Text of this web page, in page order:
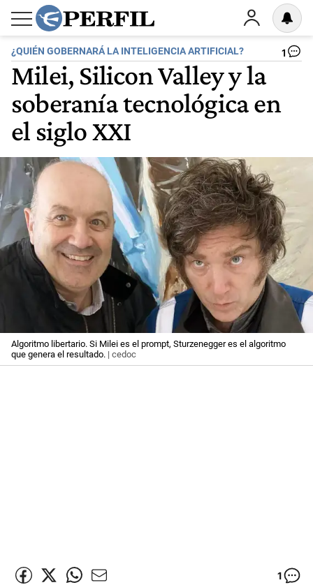
¿QUIÉN GOBERNARÁ LA INTELIGENCIA ARTIFICIAL? 1
Milei, Silicon Valley y la
soberanía tecnológica en
el siglo XXI
Algoritmo libertario. Si Milei es el prompt, Sturzenegger es el algoritmo
que genera el resultado. | cedoc
1